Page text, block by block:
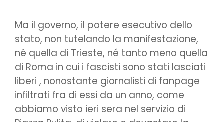
Ma il governo, il potere esecutivo dello
stato, non tutelando la manifestazione,
né quella di Trieste, né tanto meno quella
di Roma in cui i fascisti sono stati lasciati
liberi , nonostante giornalisti di fanpage
infiltrati fra di essi da un anno, come
abbiamo visto ieri sera nel servizio di